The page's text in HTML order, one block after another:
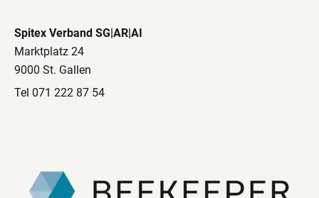
Spitex Verband SG|AR|AI
Marktplatz 24
9000 St. Gallen
Tel 071 222 87 54